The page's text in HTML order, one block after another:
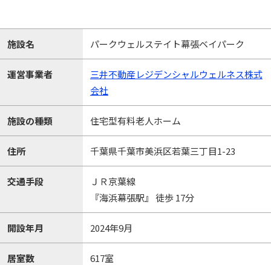
施設名 パークウェルステイト幕張ベイパーク
運営事業者
三井不動産レジデンシャルウェルネス株式
会社
施設の種類 住宅型有料老人ホーム
住所 千葉県千葉市美浜区若葉三丁目1-23
交通手段
ＪＲ京葉線
『海浜幕張駅』 徒歩 17分
開設年月 2024年9月
居室数 617室